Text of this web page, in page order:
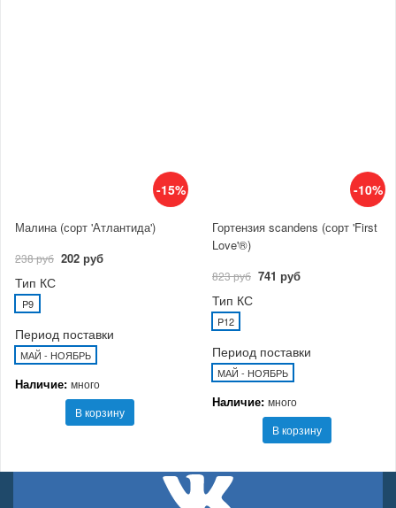
-15%
Малина (сорт 'Атлантида')
238 руб 202 руб
Тип КС
P9
Период поставки
МАЙ - НОЯБРЬ
Наличие: много
В корзину
-10%
Гортензия scandens (сорт 'First
Love'®)
823 руб 741 руб
Тип КС
P12
Период поставки
МАЙ - НОЯБРЬ
Наличие: много
В корзину